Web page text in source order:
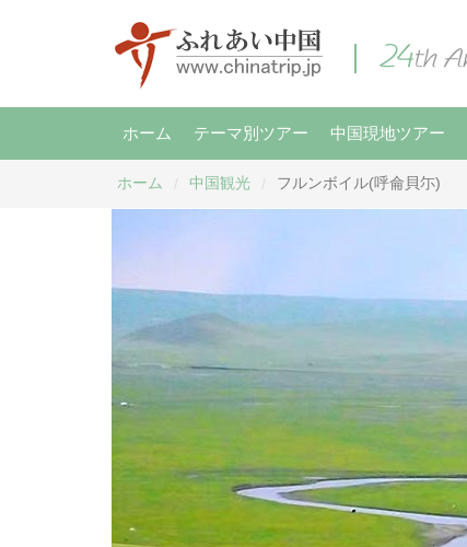
ホーム テーマ別ツアー 中国現地ツアー
ホーム 中国観光 フルンボイル(呼侖貝尓)